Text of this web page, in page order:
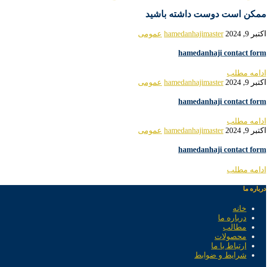
ممکن است دوست داشته باشید
اکتبر 9, 2024 hamedanhajimaster عمومی
hamedanhaji contact form
ادامه مطلب
اکتبر 9, 2024
hamedanhajimaster عمومی
hamedanhaji contact form
ادامه مطلب
اکتبر 9, 2024
hamedanhajimaster عمومی
hamedanhaji contact form
ادامه مطلب
درباره ما
خانه
درباره ما
مطالب
محصولات
ارتباط با ما
شرایط و ضوابط